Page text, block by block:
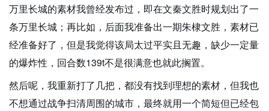
万里长城的素材我曾经发布过，即在文秦文胜时规划出了一
条万里长城；再比如，后面我准备出一期朱棣文胜，素材已
经准备好了，但是我觉得该局太过平实且无趣，缺少一定量
的爆炸性，回合数139t不是很满意也就此搁置。
然后呢，我重新打了几把，都没有找到理想的素材，但我也
不想通过战争扫清周围的城市，最终就用一个简短但已经包